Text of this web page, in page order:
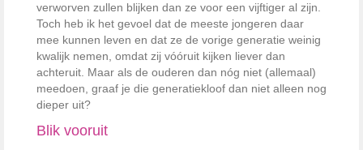
verworven zullen blijken dan ze voor een vijftiger al zijn.
Toch heb ik het gevoel dat de meeste jongeren daar
mee kunnen leven en dat ze de vorige generatie weinig
kwalijk nemen, omdat zij vóóruit kijken liever dan
achteruit. Maar als de ouderen dan nóg niet (allemaal)
meedoen, graaf je die generatiekloof dan niet alleen nog
dieper uit?
Blik vooruit